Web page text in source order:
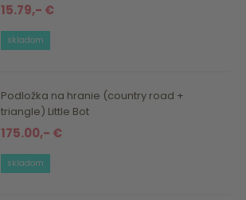
15.79,- €
skladom
Podložka na hranie (country road +
triangle) Little Bot
175.00,- €
skladom